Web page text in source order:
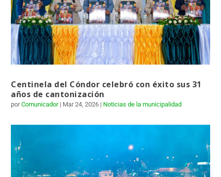
Centinela del Cóndor celebró con éxito sus 31
años de cantonización
porComunicador| Mar 24, 2026 | Noticias de la municipalidad